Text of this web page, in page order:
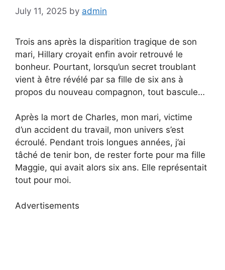
July 11, 2025 by admin
Trois ans après la disparition tragique de son
mari, Hillary croyait enfin avoir retrouvé le
bonheur. Pourtant, lorsqu’un secret troublant
vient à être révélé par sa fille de six ans à
propos du nouveau compagnon, tout bascule…
Après la mort de Charles, mon mari, victime
d’un accident du travail, mon univers s’est
écroulé. Pendant trois longues années, j’ai
tâché de tenir bon, de rester forte pour ma fille
Maggie, qui avait alors six ans. Elle représentait
tout pour moi.
Advertisements